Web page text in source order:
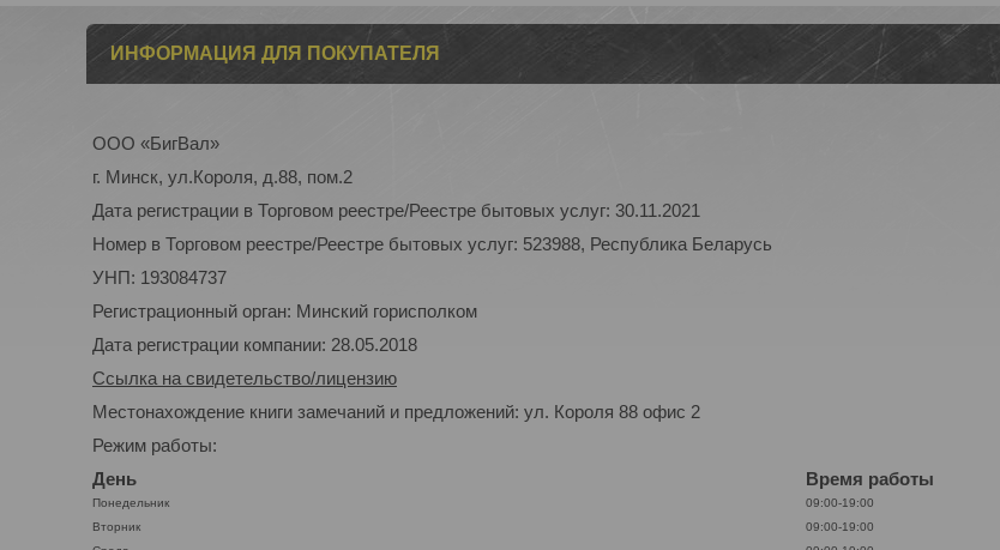
ИНФОРМАЦИЯ ДЛЯ ПОКУПАТЕЛЯ
ООО «БигВал»
г. Минск, ул.Короля, д.88, пом.2
Дата регистрации в Торговом реестре/Реестре бытовых услуг: 30.11.2021
Номер в Торговом реестре/Реестре бытовых услуг: 523988, Республика Беларусь
УНП: 193084737
Регистрационный орган: Минский горисполком
Дата регистрации компании: 28.05.2018
Ссылка на свидетельство/лицензию
Местонахождение книги замечаний и предложений: ул. Короля 88 офис 2
Режим работы:
День
Время работы
Понедельник
09:00-19:00
Вторник
09:00-19:00